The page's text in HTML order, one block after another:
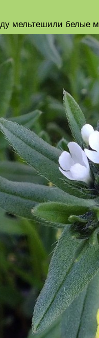
мельтешили белые